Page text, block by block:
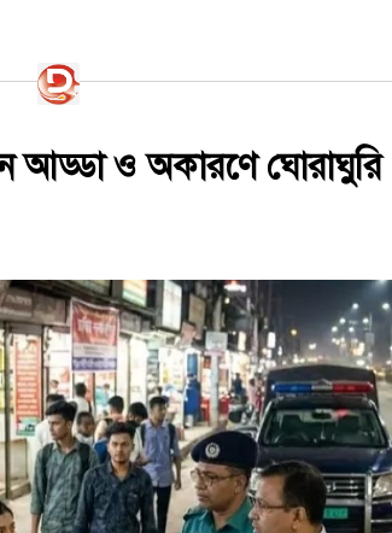
আড্ডা ও অকারণে ঘোরাঘুরি